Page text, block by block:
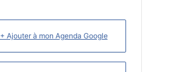
+ Ajouter à mon Agenda Google